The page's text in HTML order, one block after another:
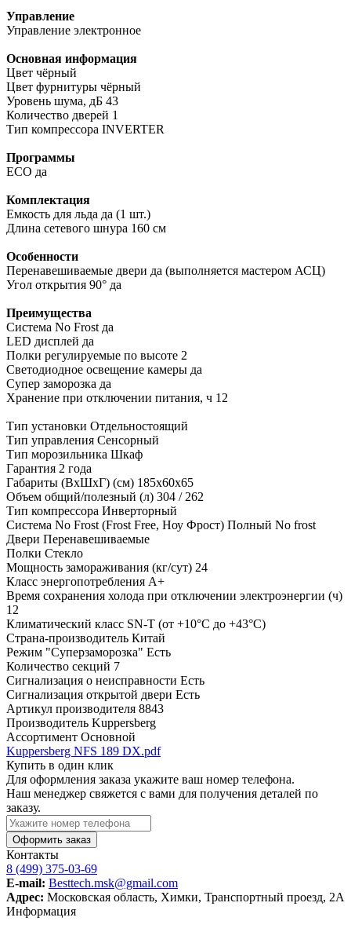
Управление
Управление электронное
Основная информация
Цвет чёрный
Цвет фурнитуры чёрный
Уровень шума, дБ 43
Количество дверей 1
Тип компрессора INVERTER
Программы
ECO да
Комплектация
Емкость для льда да (1 шт.)
Длина сетевого шнура 160 см
Особенности
Перенавешиваемые двери да (выполняется мастером АСЦ)
Угол открытия 90° да
Преимущества
Система No Frost да
LED дисплей да
Полки регулируемые по высоте 2
Светодиодное освещение камеры да
Супер заморозка да
Хранение при отключении питания, ч 12
Тип установки Отдельностоящий
Тип управления Сенсорный
Тип морозильника Шкаф
Гарантия 2 года
Габариты (ВхШхГ) (см) 185х60х65
Объем общий/полезный (л) 304 / 262
Тип компрессора Инверторный
Система No Frost (Frost Free, Ноу Фрост) Полный No frost
Двери Перенавешиваемые
Полки Стекло
Мощность замораживания (кг/сут) 24
Класс энергопотребления А+
Время сохранения холода при отключении электроэнергии (ч)
12
Климатический класс SN-T (от +10°С до +43°С)
Страна-производитель Китай
Режим "Суперзаморозка" Есть
Количество секций 7
Сигнализация о неисправности Есть
Сигнализация открытой двери Есть
Артикул производителя 8843
Производитель Kuppersberg
Ассортимент Основной
Kuppersberg NFS 189 DX.pdf
Купить в один клик
Для оформления заказа укажите ваш номер телефона.
Наш менеджер свяжется с вами для получения деталей по
заказу.
Оформить заказ
Контакты
8 (499) 375-03-69
E-mail: Besttech.msk@gmail.com
Адрес: Московская область, Химки, Транспортный проезд, 2А
Информация